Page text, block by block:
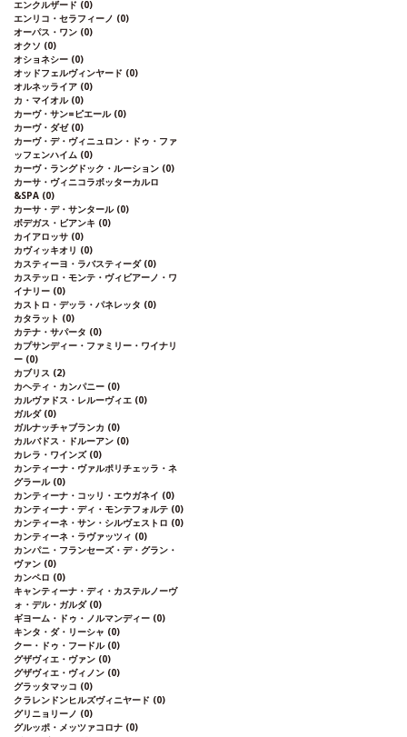
エンクルザード (0)
エンリコ・セラフィーノ (0)
オーパス・ワン (0)
オクソ (0)
オショネシー (0)
オッドフェルヴィンヤード (0)
オルネッライア (0)
カ・マイオル (0)
カーヴ・サン=ピエール (0)
カーヴ・ダゼ (0)
カーヴ・デ・ヴィニュロン・ドゥ・ファ
ッフェンハイム (0)
カーヴ・ラングドック・ルーション (0)
カーサ・ヴィニコラボッターカルロ
&SPA (0)
カーサ・デ・サンタール (0)
ボデガス・ビアンキ (0)
カイアロッサ (0)
カヴィッキオリ (0)
カスティーヨ・ラバスティーダ (0)
カステッロ・モンテ・ヴィビアーノ・ワ
イナリー (0)
カストロ・デッラ・パネレッタ (0)
カタラット (0)
カテナ・サパータ (0)
カプサンディー・ファミリー・ワイナリ
ー (0)
カブリス (2)
カヘティ・カンパニー (0)
カルヴァドス・レルーヴィエ (0)
ガルダ (0)
ガルナッチャブランカ (0)
カルバドス・ドルーアン (0)
カレラ・ワインズ (0)
カンティーナ・ヴァルポリチェッラ・ネ
グラール (0)
カンティーナ・コッリ・エウガネイ (0)
カンティーナ・ディ・モンテフォルテ (0)
カンティーネ・サン・シルヴェストロ (0)
カンティーネ・ラヴァッツィ (0)
カンパニ・フランセーズ・デ・グラン・
ヴァン (0)
カンペロ (0)
キャンティーナ・ディ・カステルノーヴ
ォ・デル・ガルダ (0)
ギヨーム・ドゥ・ノルマンディー (0)
キンタ・ダ・リーシャ (0)
クー・ドゥ・フードル (0)
グザヴィエ・ヴァン (0)
グザヴィエ・ヴィノン (0)
グラッタマッコ (0)
クラレンドンヒルズヴィニヤード (0)
グリニョリーノ (0)
グルッポ・メッツァコロナ (0)